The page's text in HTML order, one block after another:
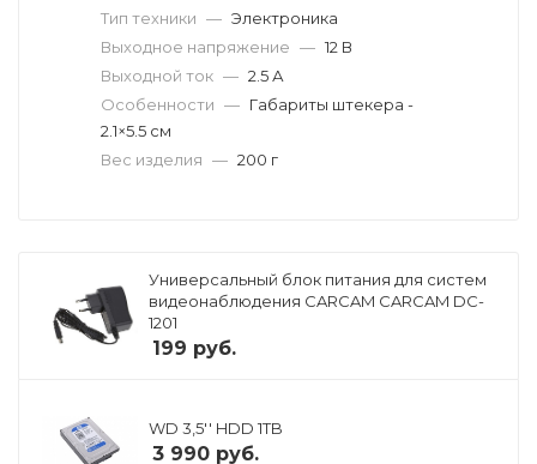
Тип техники — Электроника
Выходное напряжение — 12 В
Выходной ток — 2.5 А
Особенности — Габариты штекера -
2.1×5.5 см
Вес изделия — 200 г
Универсальный блок питания для систем
видеонаблюдения CARCAM CARCAM DC-
1201
199 руб.
WD 3,5'' HDD 1TB
3 990 руб.